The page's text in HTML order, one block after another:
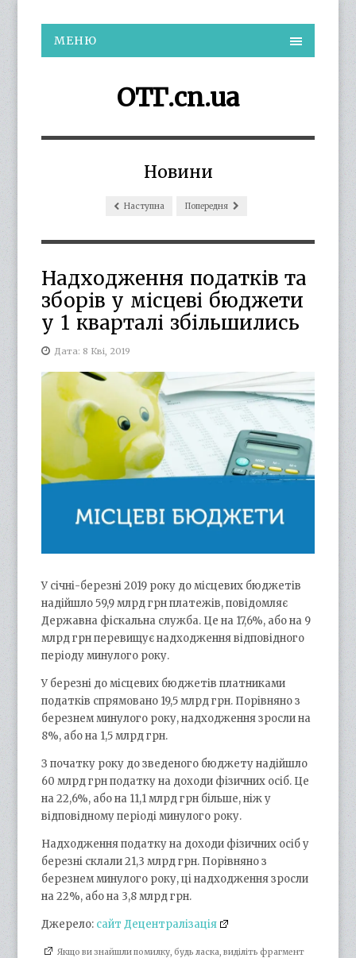
МЕНЮ
ОТГ.cn.ua
Новини
Наступна Попередня
Надходження податків та
зборів у місцеві бюджети
у 1 кварталі збільшились
Дата: 8 Кві, 2019
У січні-березні 2019 року до місцевих бюджетів
надійшло 59,9 млрд грн платежів, повідомляє
Державна фіскальна служба. Це на 17,6%, або на 9
млрд грн перевищує надходження відповідного
періоду минулого року.
У березні до місцевих бюджетів платниками
податків спрямовано 19,5 млрд грн. Порівняно з
березнем минулого року, надходження зросли на
8%, або на 1,5 млрд грн.
З початку року до зведеного бюджету надійшло
60 млрд грн податку на доходи фізичних осіб. Це
на 22,6%, або на 11,1 млрд грн більше, ніж у
відповідному періоді минулого року.
Надходження податку на доходи фізичних осіб у
березні склали 21,3 млрд грн. Порівняно з
березнем минулого року, ці надходження зросли
на 22%, або на 3,8 млрд грн.
Джерело: сайт Децентралізація
Якщо ви знайшли помилку, будь ласка, виділіть фрагмент